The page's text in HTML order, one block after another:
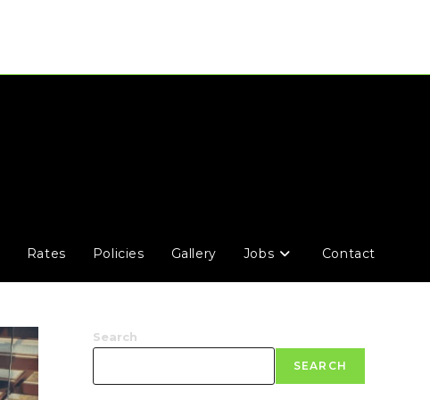
Rates Policies Gallery Jobs Contact
Search
SEARCH